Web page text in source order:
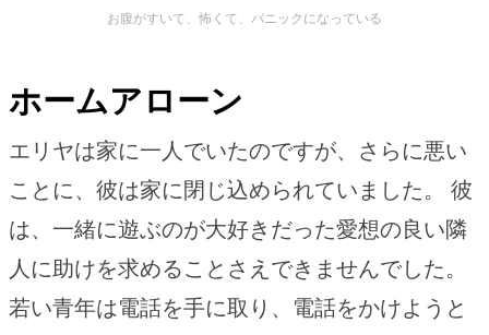
お腹がすいて、怖くて、パニックになっている
ホームアローン
エリヤは家に一人でいたのですが、さらに悪い
ことに、彼は家に閉じ込められていました。 彼
は、一緒に遊ぶのが大好きだった愛想の良い隣
人に助けを求めることさえできませんでした。
若い青年は電話を手に取り、電話をかけようと